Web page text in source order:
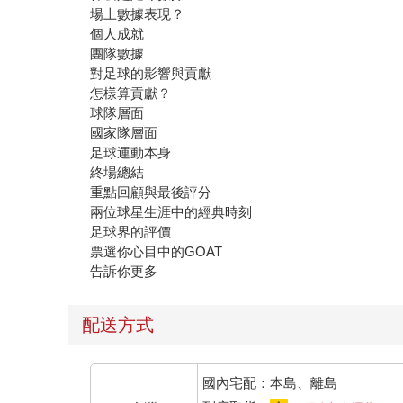
場上數據表現？
個人成就
團隊數據
對足球的影響與貢獻
怎樣算貢獻？
球隊層面
國家隊層面
足球運動本身
終場總結
重點回顧與最後評分
兩位球星生涯中的經典時刻
足球界的評價
票選你心目中的GOAT
告訴你更多
配送方式
國內宅配：本島、離島